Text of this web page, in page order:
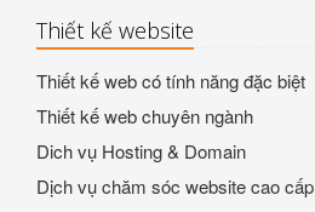
Thiết kế website
Thiết kế web có tính năng đặc biệt
Thiết kế web chuyên ngành
Dich vụ Hosting & Domain
Dịch vụ chăm sóc website cao cấp